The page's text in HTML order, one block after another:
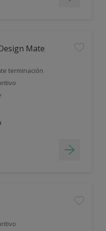
Mate
terminación